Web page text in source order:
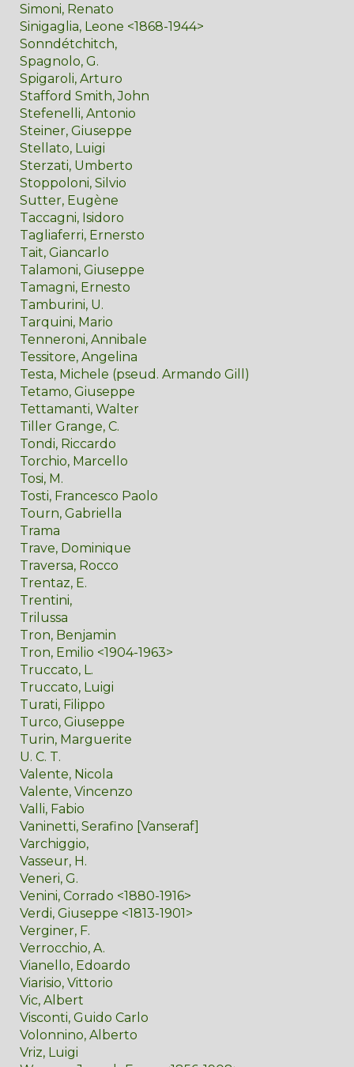
Simoni, Renato
Sinigaglia, Leone <1868-1944>
Sonndétchitch,
Spagnolo, G.
Spigaroli, Arturo
Stafford Smith, John
Stefenelli, Antonio
Steiner, Giuseppe
Stellato, Luigi
Sterzati, Umberto
Stoppoloni, Silvio
Sutter, Eugène
Taccagni, Isidoro
Tagliaferri, Ernersto
Tait, Giancarlo
Talamoni, Giuseppe
Tamagni, Ernesto
Tamburini, U.
Tarquini, Mario
Tenneroni, Annibale
Tessitore, Angelina
Testa, Michele (pseud. Armando Gill)
Tetamo, Giuseppe
Tettamanti, Walter
Tiller Grange, C.
Tondi, Riccardo
Torchio, Marcello
Tosi, M.
Tosti, Francesco Paolo
Tourn, Gabriella
Trama
Trave, Dominique
Traversa, Rocco
Trentaz, E.
Trentini,
Trilussa
Tron, Benjamin
Tron, Emilio <1904-1963>
Truccato, L.
Truccato, Luigi
Turati, Filippo
Turco, Giuseppe
Turin, Marguerite
U. C. T.
Valente, Nicola
Valente, Vincenzo
Valli, Fabio
Vaninetti, Serafino [Vanseraf]
Varchiggio,
Vasseur, H.
Veneri, G.
Venini, Corrado <1880-1916>
Verdi, Giuseppe <1813-1901>
Verginer, F.
Verrocchio, A.
Vianello, Edoardo
Viarisio, Vittorio
Vic, Albert
Visconti, Guido Carlo
Volonnino, Alberto
Vriz, Luigi